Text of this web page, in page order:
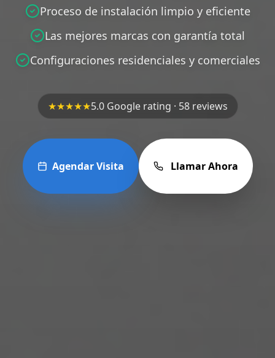
Proceso de instalación limpio y eficiente
Las mejores marcas con garantía total
Configuraciones residenciales y comerciales
★★★★★5.0 Google rating · 58 reviews
Agendar Visita Llamar Ahora